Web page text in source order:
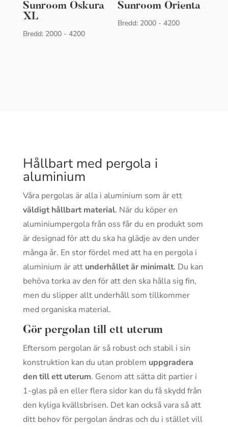
Sunroom Oskura
XL
Bredd: 2000 - 4200
Sunroom Orienta
Bredd: 2000 - 4200
Hållbart med pergola i
aluminium
Våra pergolas är alla i aluminium som är ett
väldigt hållbart material. När du köper en
aluminiumpergola från oss får du en produkt som
är designad för att du ska ha glädje av den under
många år. En stor fördel med att ha en pergola i
aluminium är att underhållet är minimalt. Du kan
behöva torka av den för att den ska hålla sig fin,
men du slipper allt underhåll som tillkommer
med organiska material.
Gör pergolan till ett uterum
Eftersom pergolan är så robust och stabil i sin
konstruktion kan du utan problem uppgradera
den till ett uterum. Genom att sätta dit partier i
1-glas på en eller flera sidor kan du få skydd från
den kyliga kvällsbrisen. Det kan också vara så att
ditt behov för pergolan ändras och du i stället vill